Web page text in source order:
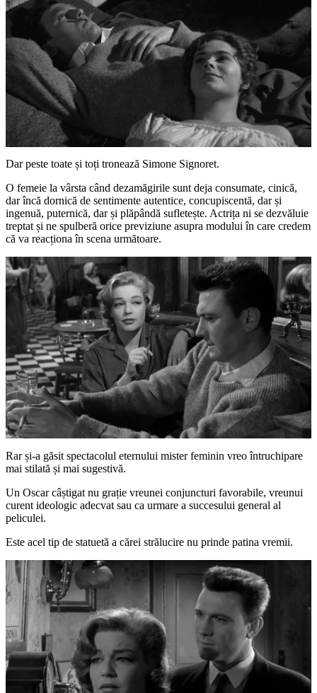
Dar peste toate și toți tronează Simone Signoret.
O femeie la vârsta când dezamăgirile sunt deja consumate, cinică,
dar încă dornică de sentimente autentice, concupiscentă, dar și
ingenuă, puternică, dar și plăpândă sufletește. Actrița ni se dezvăluie
treptat și ne spulberă orice previziune asupra modului în care credem
că va reacționa în scena următoare.
Rar și-a găsit spectacolul eternului mister feminin vreo întruchipare
mai stilată și mai sugestivă.
Un Oscar câștigat nu grație vreunei conjuncturi favorabile, vreunui
curent ideologic adecvat sau ca urmare a succesului general al
peliculei.
Este acel tip de statuetă a cărei strălucire nu prinde patina vremii.